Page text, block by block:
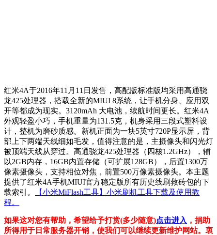
红米4A于2016年11月11日发售，高配版标准版均采用高通骁
龙425处理器，搭载全新的MIUI 8系统，让手机分身、应用双
开等都成为现实。3120mAh 大电池，续航时间更长。红米4A
外观轻盈小巧，手机重量为131.5克，机身采用三段式塑料设
计，整机为磨砂质感。新机正面为一块5英寸720P显示屏，背
部上下两端天线细如毛发，值得注意的是，主摄像头和闪光灯
被顶端天线从穿过。高通骁龙425处理器（四核1.2GHz），辅
以2GB内存，16GB内置存储（可扩展128GB），后置1300万
像素摄像头，支持相位对焦，前置500万像素摄像头。本主题
提供了红米4A手机MIUI官方稳定版所有历史线刷救砖包的下
载索引。
【小米MiFlash工具】小米刷机工具下载及使用教
程。
如果这对您有帮助，希望给予打赏(多少随意)点击进入 ，捐助
所得用于日常服务器开销，使我们可以继续更新维护网站。衷